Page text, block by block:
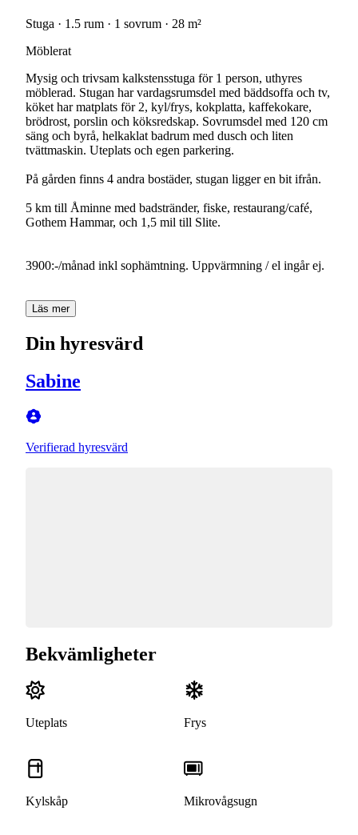
Stuga · 1.5 rum · 1 sovrum · 28 m²
Möblerat
Mysig och trivsam kalkstensstuga för 1 person, uthyres
möblerad. Stugan har vardagsrumsdel med bäddsoffa och tv,
köket har matplats för 2, kyl/frys, kokplatta, kaffekokare,
brödrost, porslin och köksredskap. Sovrumsdel med 120 cm
säng och byrå, helkaklat badrum med dusch och liten
tvättmaskin. Uteplats och egen parkering.
På gården finns 4 andra bostäder, stugan ligger en bit ifrån.
5 km till Åminne med badstränder, fiske, restaurang/café,
Gothem Hammar, och 1,5 mil till Slite.
3900:-/månad inkl sophämtning. Uppvärmning / el ingår ej.
Läs mer
Din hyresvärd
Sabine
Verifierad hyresvärd
Bekvämligheter
Uteplats Frys
Kylskåp Mikrovågsugn